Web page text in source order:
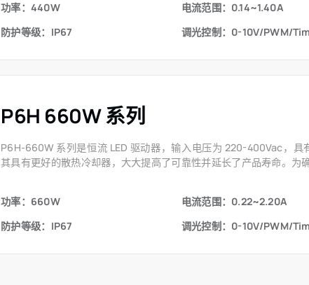
功率：440W 电流范围：0.14~1.40A
防护等级：IP67
调光控制：0-10V/PWM/
P6H 660W 系列
P6H-660W 系列是恒流 LED 驱动器，输入电压为 220-400Vac，
其具有更好的散热冷却器，大大提高了可靠性并延长了产品寿命。为
功率：660W 电流范围：0.22~2.20A
防护等级：IP67
调光控制：0-10V/PWM/